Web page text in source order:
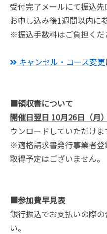
受付完了メールにて振込先
お申し込み後1週間以内に
※振込手数料はご負担くだ
キャンセル・コース変更
■領収書について
開催日翌日 10月26日（月
ウンロードしていただけま
※適格請求書発行事業者登
取得予定はございません。
■参加費早見表
銀行振込でお支払いの際
い。